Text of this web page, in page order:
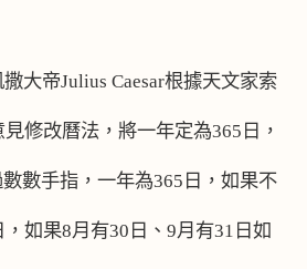
大帝Julius Caesar根據天文家索
見修改曆法，將一年定為365 日，
數手指，一年為365 日，如果不
，如果8月有30 日、 9月有31 日如